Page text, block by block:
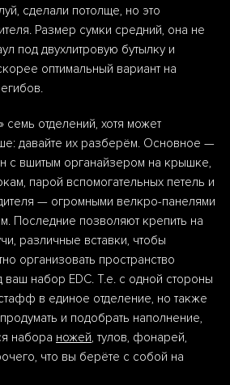
сделали потолще, но это
Размер сумки средний, она не
под двухлитровую бутылку и
оптимальный вариант на
семь отделений, хотя может
давайте их разберём. Основное —
с вшитым органайзером на крышке,
парой вспомогательных петель и
— огромными велкро-панелями
Последние позволяют крепить на
различные вставки, чтобы
организовать пространство
ваш набор EDC. Т.е. с одной стороны
в единое отделение, но также
продумать и подобрать наполнение,
набора ножей, тулов, фонарей,
что вы берёте с собой на